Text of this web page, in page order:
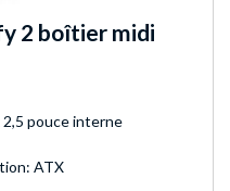
2 boîtier midi
2,5 pouce interne
ATX